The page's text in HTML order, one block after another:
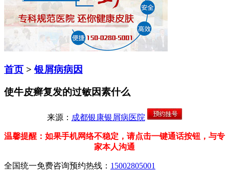
首页 >银屑病病因
使牛皮癣复发的过敏因素什么
来源： 成都银康银屑病医院
温馨提醒：如果手机网络不稳定，请点击一键通话按钮，与专
家本人沟通
全国统一免费咨询预约热线： 15002805001